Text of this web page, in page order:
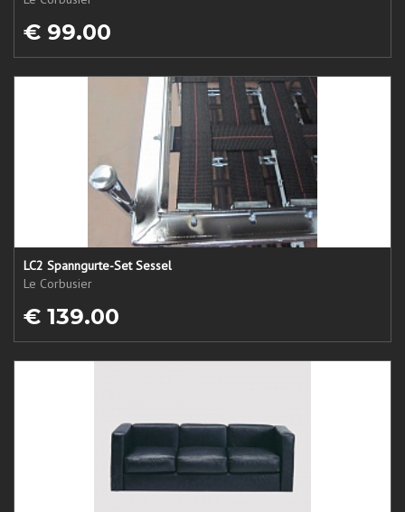
€ 99.00
LC2 Spanngurte-Set Sessel
Le Corbusier
€ 139.00